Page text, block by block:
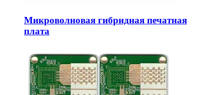
Микроволновая гибридная печатная
плата